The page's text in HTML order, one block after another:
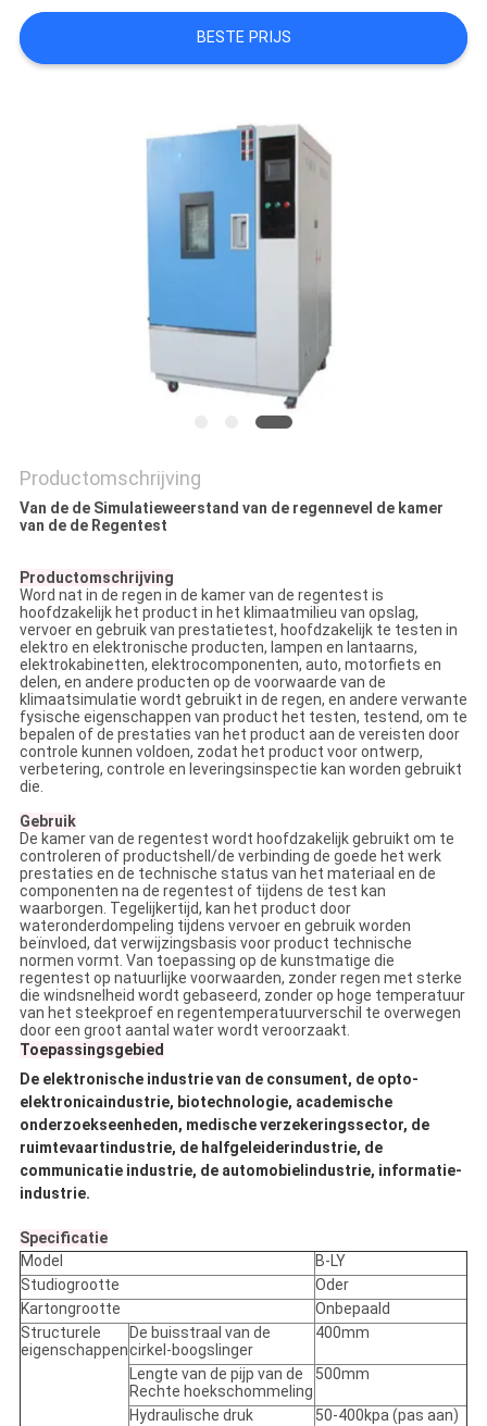
BESTE PRIJS
Productomschrijving
Van de de Simulatieweerstand van de regennevel de kamer
van de de Regentest
Productomschrijving
Word nat in de regen in de kamer van de regentest is
hoofdzakelijk het product in het klimaatmilieu van opslag,
vervoer en gebruik van prestatietest, hoofdzakelijk te testen in
elektro en elektronische producten, lampen en lantaarns,
elektrokabinetten, elektrocomponenten, auto, motorfiets en
delen, en andere producten op de voorwaarde van de
klimaatsimulatie wordt gebruikt in de regen, en andere verwante
fysische eigenschappen van product het testen, testend, om te
bepalen of de prestaties van het product aan de vereisten door
controle kunnen voldoen, zodat het product voor ontwerp,
verbetering, controle en leveringsinspectie kan worden gebruikt
die.
Gebruik
De kamer van de regentest wordt hoofdzakelijk gebruikt om te
controleren of productshell/de verbinding de goede het werk
prestaties en de technische status van het materiaal en de
componenten na de regentest of tijdens de test kan
waarborgen. Tegelijkertijd, kan het product door
wateronderdompeling tijdens vervoer en gebruik worden
beïnvloed, dat verwijzingsbasis voor product technische
normen vormt. Van toepassing op de kunstmatige die
regentest op natuurlijke voorwaarden, zonder regen met sterke
die windsnelheid wordt gebaseerd, zonder op hoge temperatuur
van het steekproef en regentemperatuurverschil te overwegen
door een groot aantal water wordt veroorzaakt.
Toepassingsgebied
De elektronische industrie van de consument, de opto-
elektronicaindustrie, biotechnologie, academische
onderzoekseenheden, medische verzekeringssector, de
ruimtevaartindustrie, de halfgeleiderindustrie, de
communicatie industrie, de automobielindustrie, informatie-
industrie.
Specificatie
Model
B-LY
Studiogrootte
Oder
Kartongrootte
Onbepaald
Structurele
eigenschappen
De buisstraal van de
cirkel-boogslinger
400mm
Lengte van de pijp van de
Rechte hoekschommeling
500mm
Hydraulische druk
50-400kpa (pas aan)